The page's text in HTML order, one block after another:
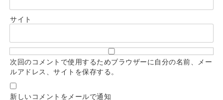
サイト
次回のコメントで使用するためブラウザーに自分の名前、メー
ルアドレス、サイトを保存する。
新しいコメントをメールで通知